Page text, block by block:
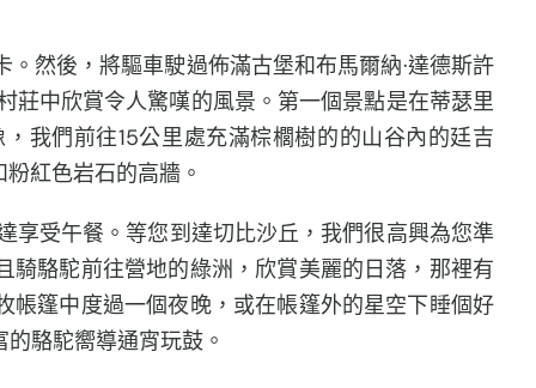
然後，將驅車駛過佈滿古堡和布馬爾納·達德斯許
中欣賞令人驚嘆的風景。第一個景點是在蒂瑟里
我們前往15公里處充滿棕櫚樹的的山谷內的廷吉
紅色岩石的高牆。
享受午餐。等您到達切比沙丘，我們很高興為您準
駱駝前往營地的綠洲，欣賞美麗的日落，那裡有
篷中度過一個夜晚，或在帳篷外的星空下睡個好
駱駝嚮導通宵玩鼓。